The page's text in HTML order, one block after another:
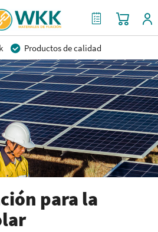
Mi cesta
Mi Cotización
Productos de calidad
Entrega rápida
Más de 40 años de experiencia
privada
para la